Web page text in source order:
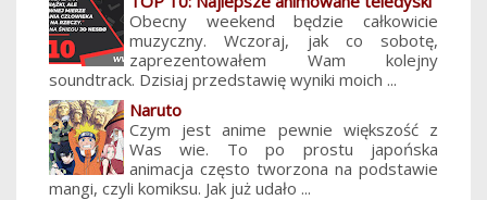
Obecny weekend będzie całkowicie
muzyczny. Wczoraj, jak co sobotę,
zaprezentowałem Wam kolejny
soundtrack. Dzisiaj przedstawię wyniki moich ...
Naruto
Czym jest anime pewnie większość z
Was wie. To po prostu japońska
animacja często tworzona na podstawie
mangi, czyli komiksu. Jak już udało ...